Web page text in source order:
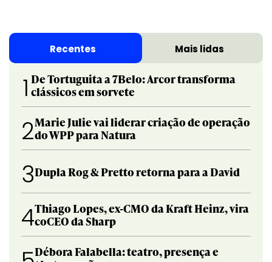
Recentes Mais lidas
1 De Tortuguita a 7Belo: Arcor transforma
clássicos em sorvete
2Marie Julie vai liderar criação de operação
do WPP para Natura
3Dupla Rog & Pretto retorna para a David
4Thiago Lopes, ex-CMO da Kraft Heinz, vira
coCEO da Sharp
Débora Falabella: teatro, presença e